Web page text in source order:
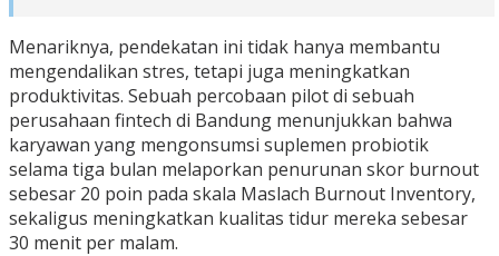
Menariknya, pendekatan ini tidak hanya membantu
mengendalikan stres, tetapi juga meningkatkan
produktivitas. Sebuah percobaan pilot di sebuah
perusahaan fintech di Bandung menunjukkan bahwa
karyawan yang mengonsumsi suplemen probiotik
selama tiga bulan melaporkan penurunan skor burnout
sebesar 20 poin pada skala Maslach Burnout Inventory,
sekaligus meningkatkan kualitas tidur mereka sebesar
30 menit per malam.